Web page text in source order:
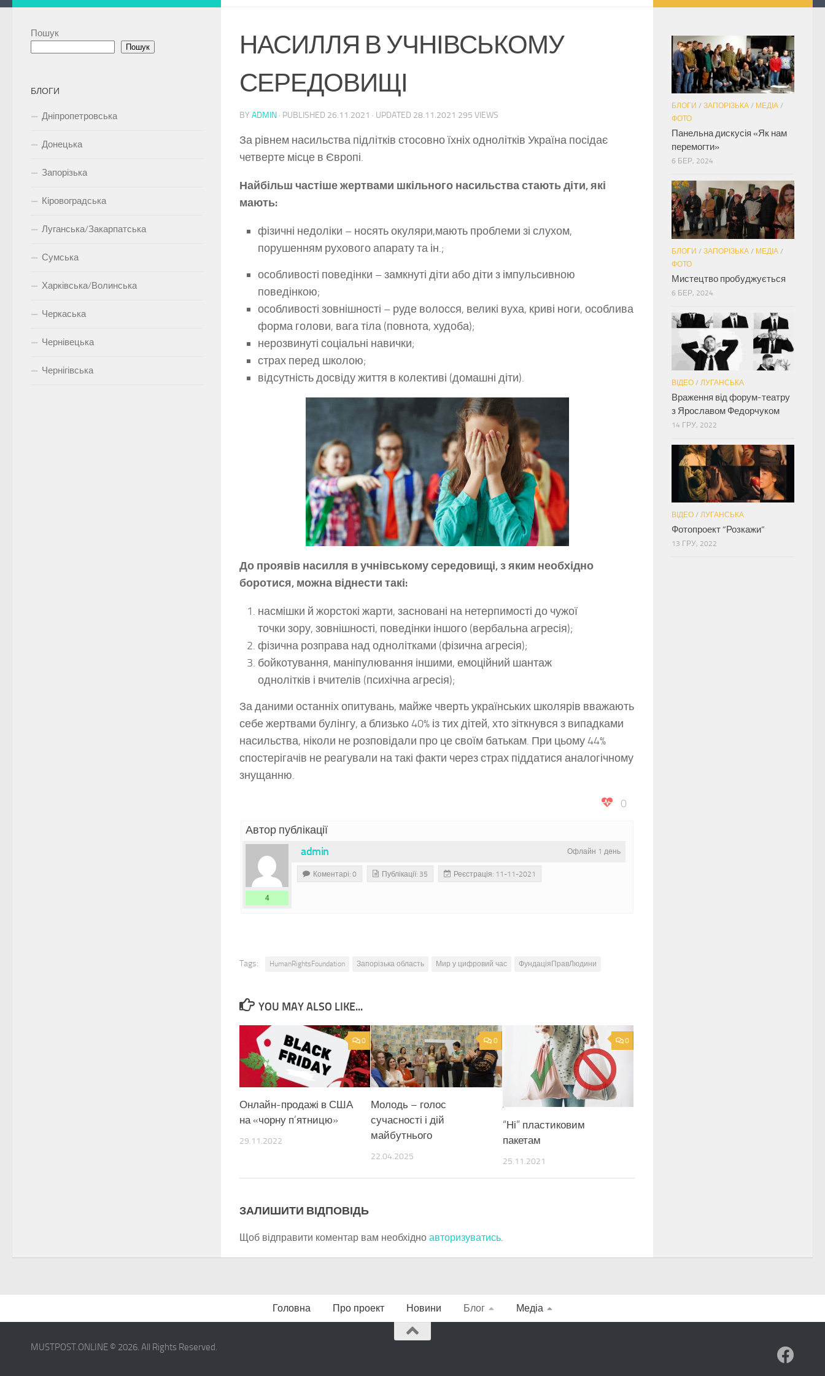
НАСИЛЛЯ В УЧНІВСЬКОМУ
СЕРЕДОВИЩІ
BY ADMIN · PUBLISHED 26.11.2021 · UPDATED 28.11.2021 295 VIEWS
За рівнем насильства підлітків стосовно їхніх однолітків Україна посідає
четверте місце в Європі.
Найбільш частіше жертвами шкільного насильства стають діти, які
мають:
фізичні недоліки – носять окуляри,мають проблеми зі слухом,
порушенням рухового апарату та ін.;
особливості поведінки – замкнуті діти або діти з імпульсивною
поведінкою;
особливості зовнішності – руде волосся, великі вуха, криві ноги, особлива
форма голови, вага тіла (повнота, худоба);
нерозвинуті соціальні навички;
страх перед школою;
відсутність досвіду життя в колективі (домашні діти).
До проявів насилля в учнівському середовищі, з яким необхідно
боротися, можна віднести такі:
насмішки й жорстокі жарти, засновані на нетерпимості до чужої
точки зору, зовнішності, поведінки іншого (вербальна агресія);
фізична розправа над однолітками (фізична агресія);
бойкотування, маніпулювання іншими, емоційний шантаж
однолітків і вчителів (психічна агресія);
За даними останніх опитувань, майже чверть українських школярів вважають
себе жертвами булінгу, а близько 40% із тих дітей, хто зіткнувся з випадками
насильства, ніколи не розповідали про це своїм батькам. При цьому 44%
спостерігачів не реагували на такі факти через страх піддатися аналогічному
знущанню.
0
Автор публікації
Офлайн 1 день
admin
4
Коментарі: 0 Публікації: 35 Реєстрація: 11-11-2021
Tags: HumanRightsFoundation Запорізька область Мир у цифровий час ФундаціяПравЛюдини
YOU MAY ALSO LIKE...
0
Онлайн-продажі в США
на «чорну п’ятницю»
29.11.2022
0
Молодь – голос
сучасності і дій
майбутнього
22.04.2025
0
“Ні” пластиковим
пакетам
25.11.2021
ЗАЛИШИТИ ВІДПОВІДЬ
Щоб відправити коментар вам необхідно авторизуватись.
Пошук
Пошук
БЛОГИ
Дніпропетровська
Донецька
Запорізька
Кіровоградська
Луганська/Закарпатська
Сумська
Харківська/Волинська
Черкаська
Чернівецька
Чернігівська
БЛОГИ / ЗАПОРІЗЬКА / МЕДІА /
ФОТО
Панельна дискусія «Як нам
перемогти»
6 БЕР, 2024
БЛОГИ / ЗАПОРІЗЬКА / МЕДІА /
ФОТО
Мистецтво пробуджується
6 БЕР, 2024
ВІДЕО / ЛУГАНСЬКА
Враження від форум-театру
з Ярославом Федорчуком
14 ГРУ, 2022
ВІДЕО / ЛУГАНСЬКА
Фотопроект “Розкажи”
13 ГРУ, 2022
Головна Про проект Новини Блог Медіа
MUSTPOST.ONLINE © 2026. All Rights Reserved.